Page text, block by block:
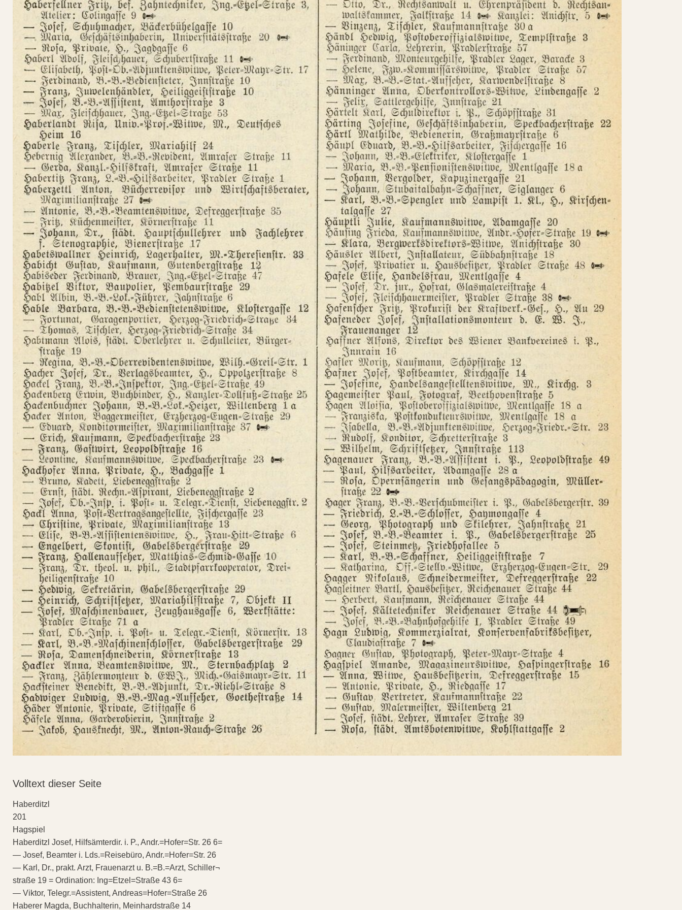
Volltext dieser Seite
Haberditzl
201
Hagspiel
Haberditzl Josef, Hilfsämterdir. i. P., Andr.=Hofer=Str. 26 6=
— Josef, Beamter i. Lds.=Reisebüro, Andr.=Hofer=Str. 26
— Karl, Dr., prakt. Arzt, Frauenarzt u. B.=B.=Arzt, Schiller¬
straße 19 = Ordination: Ing=Etzel=Straße 43 6=
— Viktor, Telegr.=Assistent, Andreas=Hofer=Straße 26
Haberer Magda, Buchhalterin, Meinhardstraße 14